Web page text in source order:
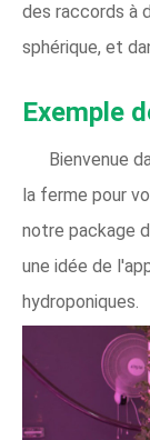
des raccords à
sphérique, et
Exemple
Bienvenue
la ferme pour
notre package
une idée de
hydroponiques.